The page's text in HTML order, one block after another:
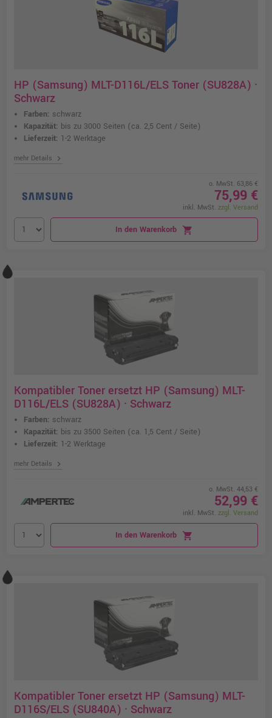
HP (Samsung) MLT-D116L/ELS Toner (SU828A) ·
Schwarz
Farben: schwarz
Kapazität: bis zu 3000 Seiten (ca. 2,5 Cent / Seite)
Lieferzeit: 1-2 Werktage
mehr Details chevron_right
o. MwSt. 63,86 €
75,99 €
inkl. MwSt. zzgl. Versand
In den Warenkorb shopping_cart
Kompatibler Toner ersetzt HP (Samsung) MLT-
D116L/ELS (SU828A) · Schwarz
Farben: schwarz
Kapazität: bis zu 3500 Seiten (ca. 1,5 Cent / Seite)
Lieferzeit: 1-2 Werktage
mehr Details chevron_right
o. MwSt. 44,53 €
52,99 €
inkl. MwSt. zzgl. Versand
In den Warenkorb shopping_cart
Kompatibler Toner ersetzt HP (Samsung) MLT-
D116S/ELS (SU840A) · Schwarz